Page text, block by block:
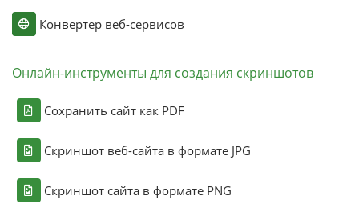
Конвертер веб-сервисов
Онлайн-инструменты для создания скриншотов
Сохранить сайт как PDF
Скриншот веб-сайта в формате JPG
Скриншот сайта в формате PNG